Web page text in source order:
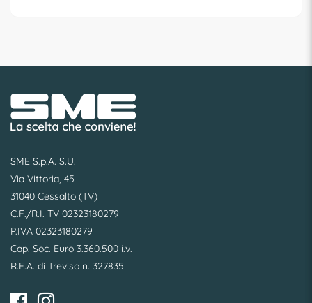
SME S.p.A. S.U.
Via Vittoria, 45
31040 Cessalto (TV)
C.F./R.I. TV 02323180279
P.IVA 02323180279
Cap. Soc. Euro 3.360.500 i.v.
R.E.A. di Treviso n. 327835